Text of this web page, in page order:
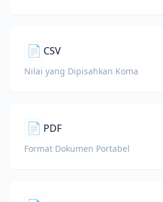
📄 CSV
Nilai yang Dipisahkan Koma
📄 PDF
Format Dokumen Portabel